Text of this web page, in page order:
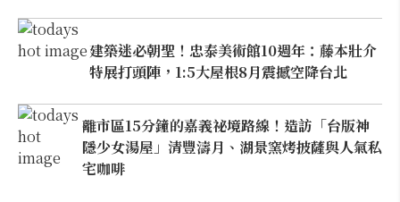
建築迷必朝聖！忠泰美術館10週年：藤本壯介
特展打頭陣，1:5大屋根8月震撼空降台北
離市區15分鐘的嘉義祕境路線！造訪「台版神
隱少女湯屋」清豐濤月、湖景窯烤披薩與人氣私
宅咖啡